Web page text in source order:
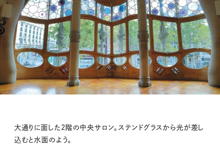
大通りに面した2階の中央サロン。ステンドグラスから光が差し
込むと水面のよう。